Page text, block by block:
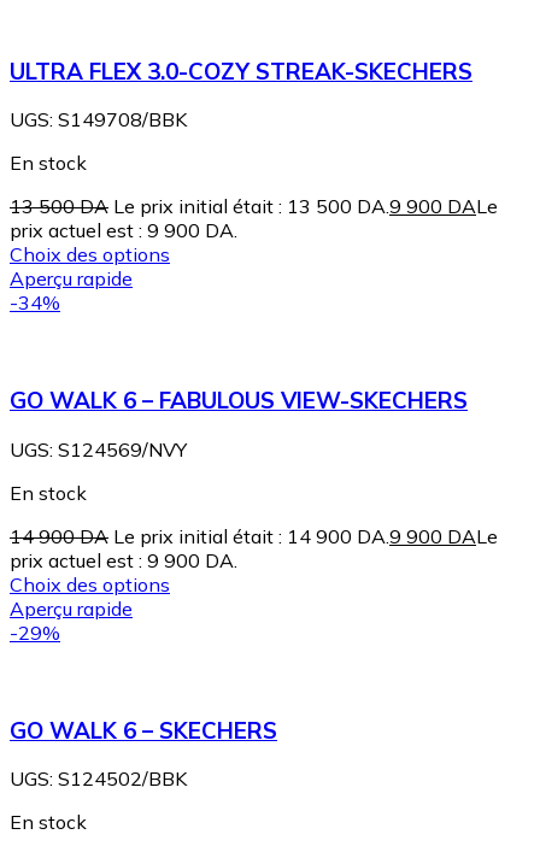
ULTRA FLEX 3.0-COZY STREAK-SKECHERS
UGS: S149708/BBK
En stock
13 500DA Le prix initial était : 13 500 DA.9 900 DALe
prix actuel est : 9 900 DA.
Choix des options
Aperçu rapide
-34%
GO WALK 6 – FABULOUS VIEW-SKECHERS
UGS: S124569/NVY
En stock
14 900DA Le prix initial était : 14 900 DA. 9 900 DALe
prix actuel est : 9 900 DA.
Choix des options
Aperçu rapide
-29%
GO WALK 6 – SKECHERS
UGS: S124502/BBK
En stock